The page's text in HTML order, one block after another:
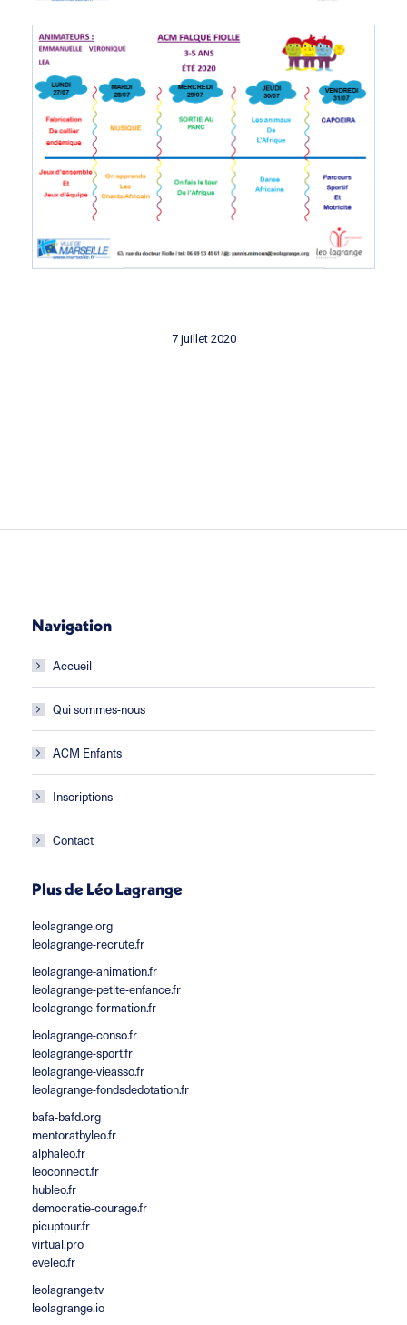
7 juillet 2020
Navigation
Accueil
Qui sommes-nous
ACM Enfants
Inscriptions
Contact
Plus de Léo Lagrange
leolagrange.org
leolagrange-recrute.fr
leolagrange-animation.fr
leolagrange-petite-enfance.fr
leolagrange-formation.fr
leolagrange-conso.fr
leolagrange-sport.fr
leolagrange-vieasso.fr
leolagrange-fondsdedotation.fr
bafa-bafd.org
mentoratbyleo.fr
alphaleo.fr
leoconnect.fr
hubleo.fr
democratie-courage.fr
picuptour.fr
virtual.pro
eveleo.fr
leolagrange.tv
leolagrange.io